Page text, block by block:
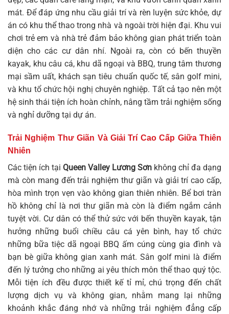
mát. Để đáp ứng nhu cầu giải trí và rèn luyện sức khỏe, dự
án có khu thể thao trong nhà và ngoài trời hiện đại. Khu vui
chơi trẻ em và nhà trẻ đảm bảo không gian phát triển toàn
diện cho các cư dân nhí. Ngoài ra, còn có bến thuyền
kayak, khu câu cá, khu dã ngoại và BBQ, trung tâm thương
mại sầm uất, khách sạn tiêu chuẩn quốc tế, sân golf mini,
và khu tổ chức hội nghị chuyên nghiệp. Tất cả tạo nên một
hệ sinh thái tiện ích hoàn chỉnh, nâng tầm trải nghiệm sống
và nghỉ dưỡng tại dự án.
Trải Nghiệm Thư Giãn Và Giải Trí Cao Cấp Giữa Thiên
Nhiên
Các tiện ích tại Queen Valley Lương Sơn không chỉ đa dạng
mà còn mang đến trải nghiệm thư giãn và giải trí cao cấp,
hòa mình trọn vẹn vào không gian thiên nhiên. Bể bơi tràn
hồ không chỉ là nơi thư giãn mà còn là điểm ngắm cảnh
tuyệt vời. Cư dân có thể thử sức với bến thuyền kayak, tận
hưởng những buổi chiều câu cá yên bình, hay tổ chức
những bữa tiệc dã ngoại BBQ ấm cúng cùng gia đình và
bạn bè giữa không gian xanh mát. Sân golf mini là điểm
đến lý tưởng cho những ai yêu thích môn thể thao quý tộc.
Mỗi tiện ích đều được thiết kế tỉ mỉ, chú trọng đến chất
lượng dịch vụ và không gian, nhằm mang lại những
khoảnh khắc đáng nhớ và những trải nghiệm đẳng cấp